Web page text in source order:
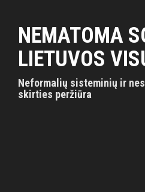
NEMATOMA
LIETUVOS
Neformalių sisteminių ir
skirties peržiūra